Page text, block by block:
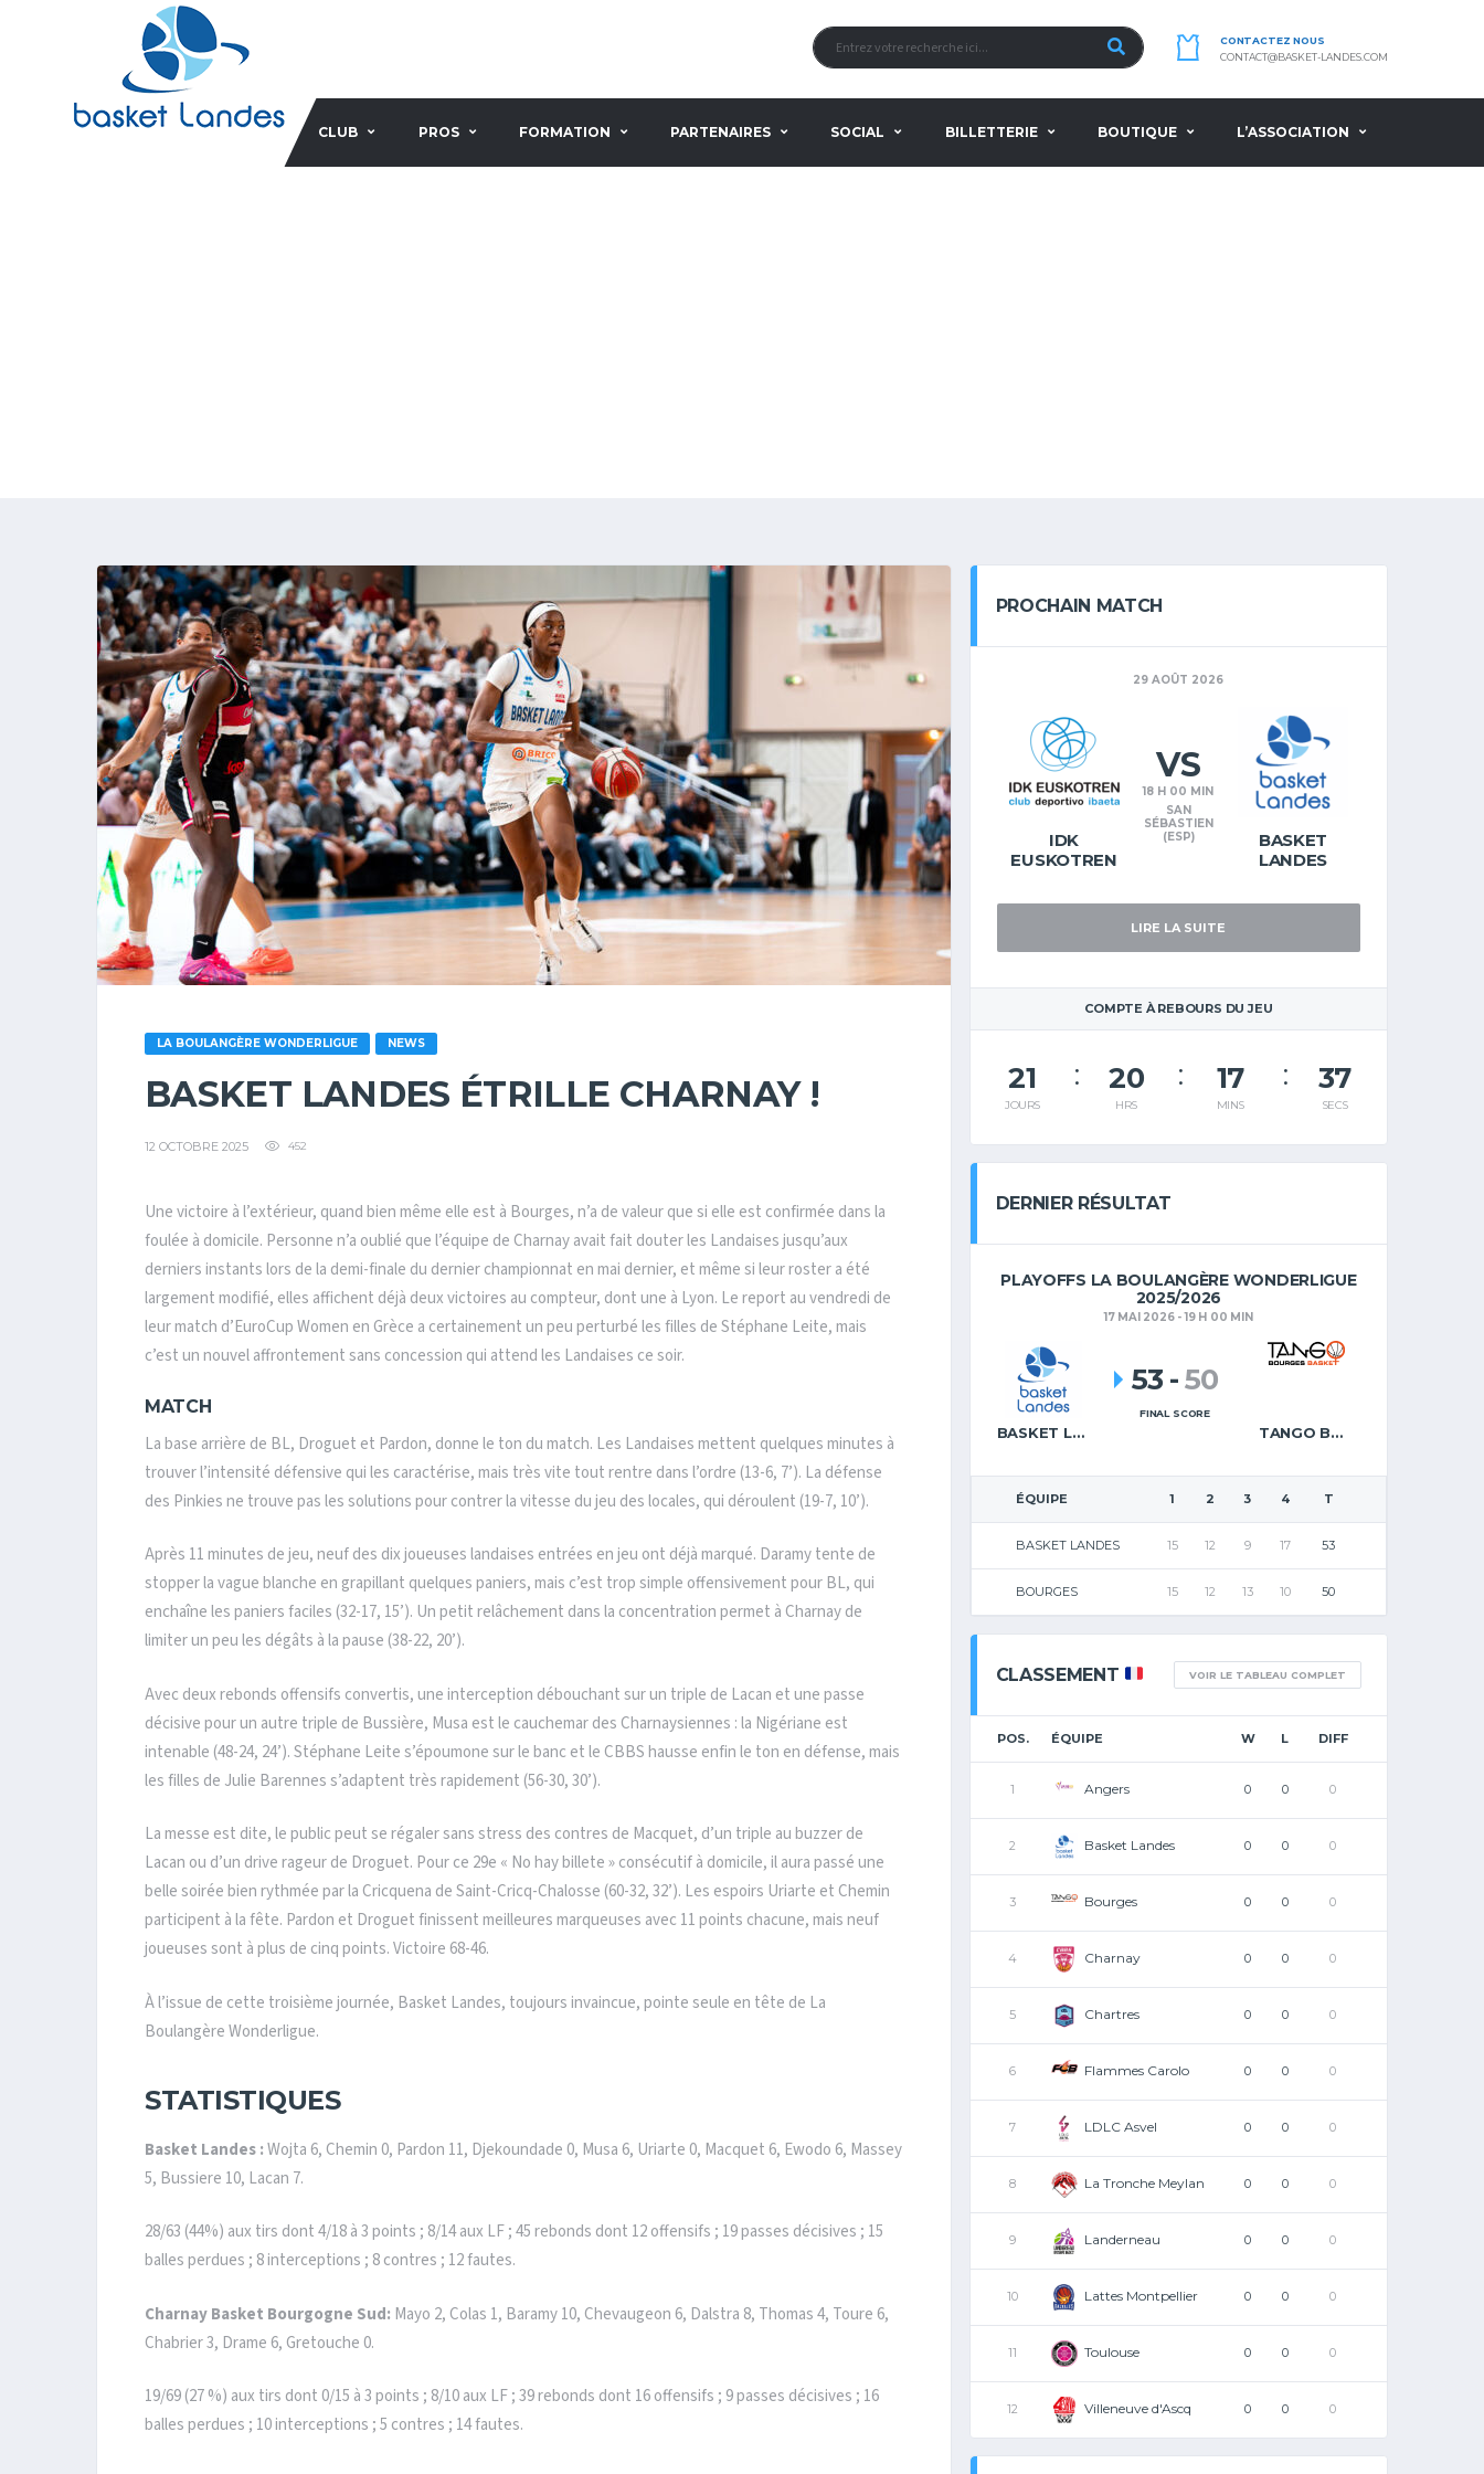
CONTACTEZ NOUS
CONTACT@BASKET-LANDES.COM
CLUB PROS FORMATION PARTENAIRES SOCIAL BILLETTERIE BOUTIQUE L’ASSOCIATION
LA BOULANGÈRE WONDERLIGUE NEWS
BASKET LANDES ÉTRILLE CHARNAY !
12 OCTOBRE 2025 452
Une victoire à l’extérieur, quand bien même elle est à Bourges, n’a de valeur que si elle est confirmée dans la
foulée à domicile. Personne n’a oublié que l’équipe de Charnay avait fait douter les Landaises jusqu’aux
derniers instants lors de la demi-finale du dernier championnat en mai dernier, et même si leur roster a été
largement modifié, elles affichent déjà deux victoires au compteur, dont une à Lyon. Le report au vendredi de
leur match d’EuroCup Women en Grèce a certainement un peu perturbé les filles de Stéphane Leite, mais
c’est un nouvel affrontement sans concession qui attend les Landaises ce soir.
MATCH
La base arrière de BL, Droguet et Pardon, donne le ton du match. Les Landaises mettent quelques minutes à
trouver l’intensité défensive qui les caractérise, mais très vite tout rentre dans l’ordre (13-6, 7’). La défense
des Pinkies ne trouve pas les solutions pour contrer la vitesse du jeu des locales, qui déroulent (19-7, 10’).
Après 11 minutes de jeu, neuf des dix joueuses landaises entrées en jeu ont déjà marqué. Daramy tente de
stopper la vague blanche en grapillant quelques paniers, mais c’est trop simple offensivement pour BL, qui
enchaîne les paniers faciles (32-17, 15’). Un petit relâchement dans la concentration permet à Charnay de
limiter un peu les dégâts à la pause (38-22, 20’).
Avec deux rebonds offensifs convertis, une interception débouchant sur un triple de Lacan et une passe
décisive pour un autre triple de Bussière, Musa est le cauchemar des Charnaysiennes : la Nigériane est
intenable (48-24, 24’). Stéphane Leite s’époumone sur le banc et le CBBS hausse enfin le ton en défense, mais
les filles de Julie Barennes s’adaptent très rapidement (56-30, 30’).
La messe est dite, le public peut se régaler sans stress des contres de Macquet, d’un triple au buzzer de
Lacan ou d’un drive rageur de Droguet. Pour ce 29e « No hay billete » consécutif à domicile, il aura passé une
belle soirée bien rythmée par la Cricquena de Saint-Cricq-Chalosse (60-32, 32’). Les espoirs Uriarte et Chemin
participent à la fête. Pardon et Droguet finissent meilleures marqueuses avec 11 points chacune, mais neuf
joueuses sont à plus de cinq points. Victoire 68-46.
À l’issue de cette troisième journée, Basket Landes, toujours invaincue, pointe seule en tête de La
Boulangère Wonderligue.
STATISTIQUES
Basket Landes :Wojta 6, Chemin 0, Pardon 11, Djekoundade 0, Musa 6, Uriarte 0, Macquet 6, Ewodo 6, Massey
5, Bussiere 10, Lacan 7.
28/63 (44%) aux tirs dont 4/18 à 3 points ; 8/14 aux LF ; 45 rebonds dont 12 offensifs ; 19 passes décisives ; 15
balles perdues ; 8 interceptions ; 8 contres ; 12 fautes.
Charnay Basket Bourgogne Sud: Mayo 2, Colas 1, Baramy 10, Chevaugeon 6, Dalstra 8, Thomas 4, Toure 6,
Chabrier 3, Drame 6, Gretouche 0.
19/69 (27 %) aux tirs dont 0/15 à 3 points ; 8/10 aux LF ; 39 rebonds dont 16 offensifs ; 9 passes décisives ; 16
balles perdues ; 10 interceptions ; 5 contres ; 14 fautes.
PROCHAIN MATCH
29 AOÛT 2026
IDK
EUSKOTREN
BASKET
LANDES
VS
18 H 00 MIN
SAN
SÉBASTIEN
(ESP)
LIRE LA SUITE
COMPTE À REBOURS DU JEU
21
JOURS
20
HRS
17
MINS
36
SECS
DERNIER RÉSULTAT
PLAYOFFS LA BOULANGÈRE WONDERLIGUE
2025/2026
17 MAI 2026 - 19 H 00 MIN
BASKET LANDES TANGO BOURGES BASKET
53 -50
FINAL SCORE
ÉQUIPE 1 2 3 4 T
BASKET LANDES 15 12 9 17 53
BOURGES 15 12 13 10 50
CLASSEMENT VOIR LE TABLEAU COMPLET
POS. ÉQUIPE W L DIFF
1 Angers 0 0 0
2 Basket Landes 0 0 0
3 Bourges 0 0 0
4 Charnay 0 0 0
5 Chartres 0 0 0
6 Flammes Carolo 0 0 0
7 LDLC Asvel 0 0 0
8 La Tronche Meylan 0 0 0
9 Landerneau 0 0 0
10 Lattes Montpellier 0 0 0
11 Toulouse 0 0 0
12 Villeneuve d'Ascq 0 0 0